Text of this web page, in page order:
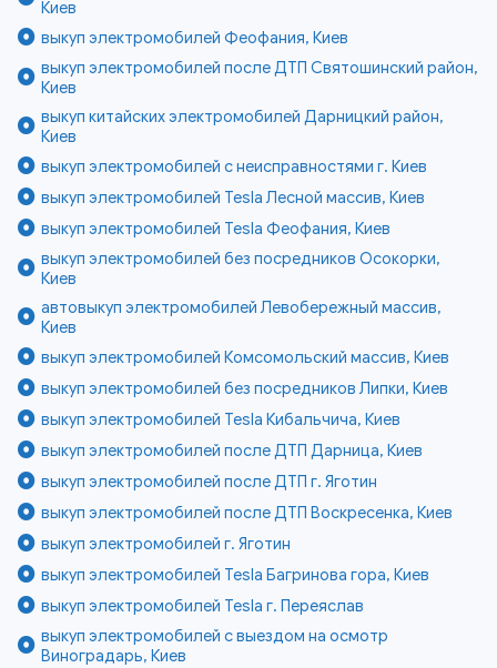
Киев
выкуп электромобилей Феофания, Киев
выкуп электромобилей после ДТП Святошинский район,
Киев
выкуп китайских электромобилей Дарницкий район,
Киев
выкуп электромобилей с неисправностями г. Киев
выкуп электромобилей Tesla Лесной массив, Киев
выкуп электромобилей Tesla Феофания, Киев
выкуп электромобилей без посредников Осокорки,
Киев
автовыкуп электромобилей Левобережный массив,
Киев
выкуп электромобилей Комсомольский массив, Киев
выкуп электромобилей без посредников Липки, Киев
выкуп электромобилей Tesla Кибальчича, Киев
выкуп электромобилей после ДТП Дарница, Киев
выкуп электромобилей после ДТП г. Яготин
выкуп электромобилей после ДТП Воскресенка, Киев
выкуп электромобилей г. Яготин
выкуп электромобилей Tesla Багринова гора, Киев
выкуп электромобилей Tesla г. Переяслав
выкуп электромобилей с выездом на осмотр
Виноградарь, Киев